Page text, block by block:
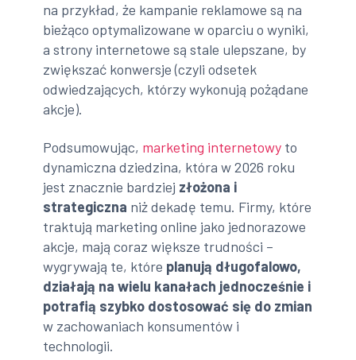
na przykład, że kampanie reklamowe są na
bieżąco optymalizowane w oparciu o wyniki,
a strony internetowe są stale ulepszane, by
zwiększać konwersje (czyli odsetek
odwiedzających, którzy wykonują pożądane
akcje).
Podsumowując, marketing internetowy to
dynamiczna dziedzina, która w 2026 roku
jest znacznie bardziej złożona i
strategiczna niż dekadę temu. Firmy, które
traktują marketing online jako jednorazowe
akcje, mają coraz większe trudności –
wygrywają te, które planują długofalowo,
działają na wielu kanałach jednocześnie i
potrafią szybko dostosować się do zmian
w zachowaniach konsumentów i
technologii.